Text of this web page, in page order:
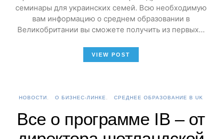
семинары для украинских семей. Всю необходимую
вам информацию о среднем образовании в
Великобритании вы сможете получить из первых…
VIEW POST
НОВОСТИ О БИЗНЕС-ЛИНКЕ СРЕДНЕЕ ОБРАЗОВАНИЕ В UK
Все о программе IB – от